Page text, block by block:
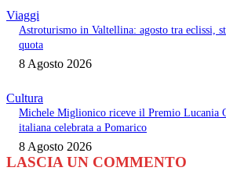
Viaggi
Astroturismo in Valtellina: agosto tra eclissi,
quota
8 Agosto 2026
Cultura
Michele Miglionico riceve il Premio Lucania
italiana celebrata a Pomarico
8 Agosto 2026
LASCIA UN COMMENTO